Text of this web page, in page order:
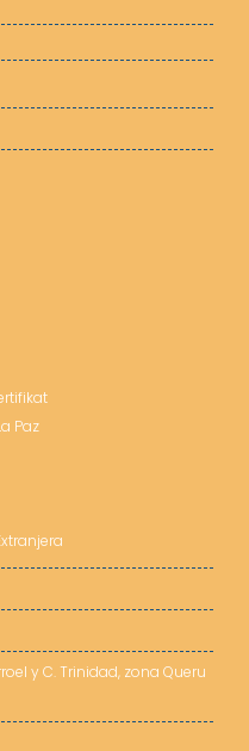
Paz
y C. Trinidad, zona Queru